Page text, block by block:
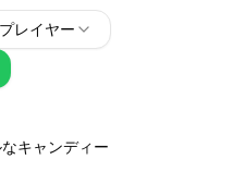
レイヤー
キャンディー